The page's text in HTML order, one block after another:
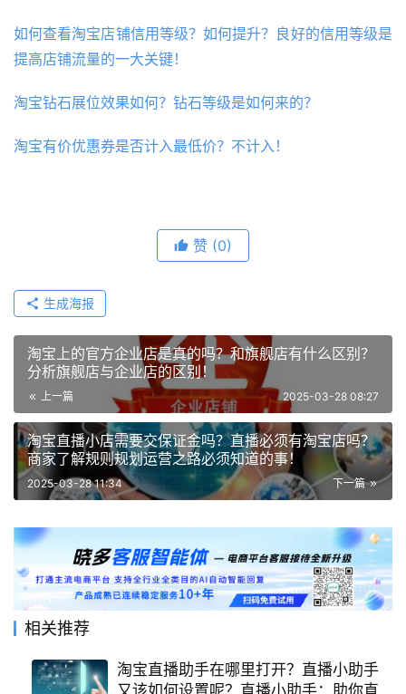
如何查看淘宝店铺信用等级？如何提升？良好的信用等级是
提高店铺流量的一大关键！
淘宝钻石展位效果如何？钻石等级是如何来的？
淘宝有价优惠券是否计入最低价？不计入！
赞 (0)
生成海报
淘宝上的官方企业店是真的吗？和旗舰店有什么区别？
分析旗舰店与企业店的区别！
上一篇 2025-03-28 08:27
淘宝直播小店需要交保证金吗？直播必须有淘宝店吗？
商家了解规则规划运营之路必须知道的事！
下一篇
2025-03-28 11:34
相关推荐
淘宝直播助手在哪里打开？直播小助手
又该如何设置呢？直播小助手：助你直